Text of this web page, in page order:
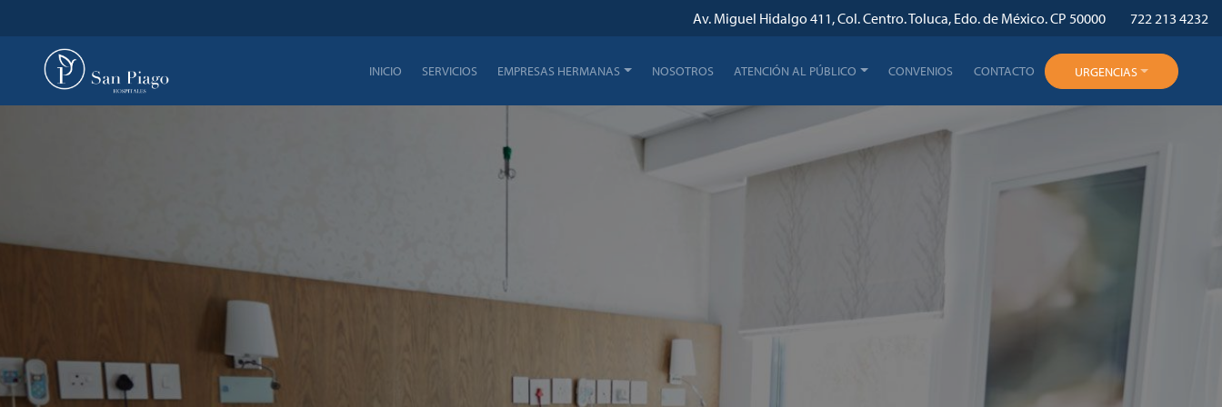
Av. Miguel Hidalgo 411, Col. Centro. Toluca, Edo. de México. CP 50000 722 213 4232
INICIO SERVICIOS EMPRESAS HERMANAS NOSOTROS ATENCIÓN AL PÚBLICO CONVENIOS CONTACTO URGENCIAS